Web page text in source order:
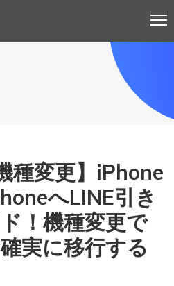
種変更】iPhone
へLINE引き
！機種変更で
実に移行する